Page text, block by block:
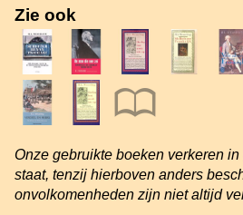
Zie ook
Onze gebruikte boeken verkeren
staat, tenzij hierboven anders
onvolkomenheden zijn niet altijd